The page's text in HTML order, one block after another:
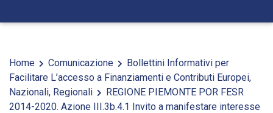
Home Comunicazione
Bollettini Informativi per
Facilitare L’accesso a Finanziamenti e Contributi Europei,
Nazionali, Regionali
REGIONE PIEMONTE POR FESR
2014-2020. Azione III.3b.4.1 Invito a manifestare interesse